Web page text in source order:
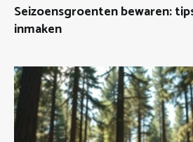
Seizoensgroenten bewaren:
inmaken